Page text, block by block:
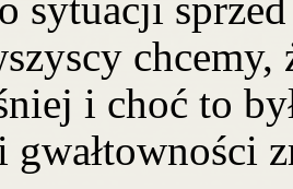
chcemy,
i choć to